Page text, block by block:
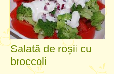
Salată de roșii cu
broccoli